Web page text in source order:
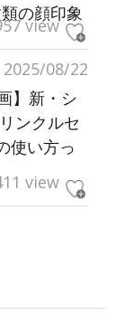
の顔印象
view
2025/08/22
】新・シ
ンクルセ
使い方っ
view